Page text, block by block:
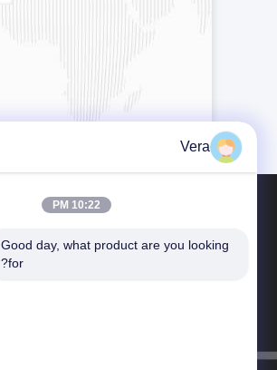
Vera
10:22 PM
Good day, what product are you looking
for?